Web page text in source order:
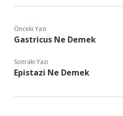
Önceki Yazı
Gastricus Ne Demek
Sonraki Yazı
Epistazi Ne Demek